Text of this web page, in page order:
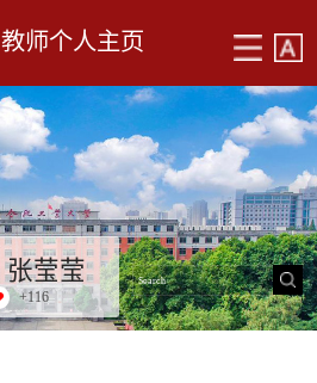
教师个人主页
张莹莹
+116